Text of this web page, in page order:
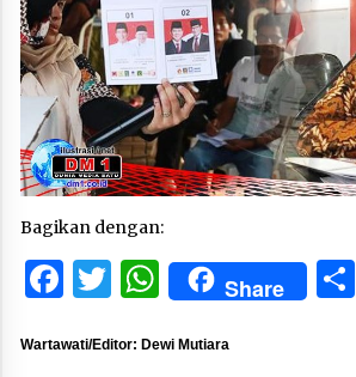
Bagikan dengan:
Facebook
Twitter
WhatsApp
Share
Wartawati/Editor: Dewi Mutiara